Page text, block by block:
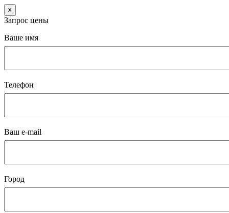
x
Запрос цены
Ваше имя
Телефон
Ваш e-mail
Город